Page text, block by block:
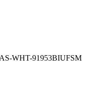
WHT-91953BIUFSM